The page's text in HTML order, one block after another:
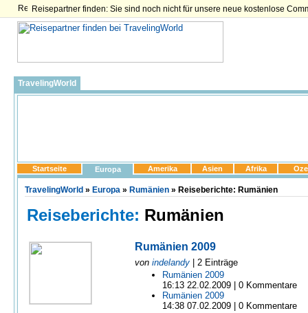
Reisepartner finden: Sie sind noch nicht für unsere neue kostenlose
TravelingWorld
Startseite Europa Amerika Asien Afrika
TravelingWorld » Europa » Rumänien » Reiseberichte: Rumänien
Reiseberichte: Rumänien
Rumänien 2009
von indelandy | 2 Einträge
Rumänien 2009
16:13 22.02.2009 | 0 Kommentare
Rumänien 2009
14:38 07.02.2009 | 0 Kommentare